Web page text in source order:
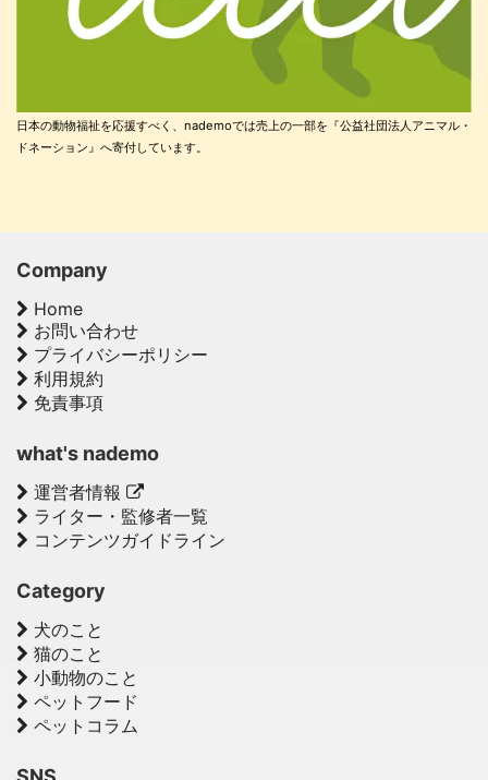
日本の動物福祉を応援すべく、nademoでは売上の一部を『公益社団法人アニマル・
ドネーション』へ寄付しています。
Company
Home
お問い合わせ
プライバシーポリシー
利用規約
免責事項
what's nademo
運営者情報
ライター・監修者一覧
コンテンツガイドライン
Category
犬のこと
猫のこと
小動物のこと
ペットフード
ペットコラム